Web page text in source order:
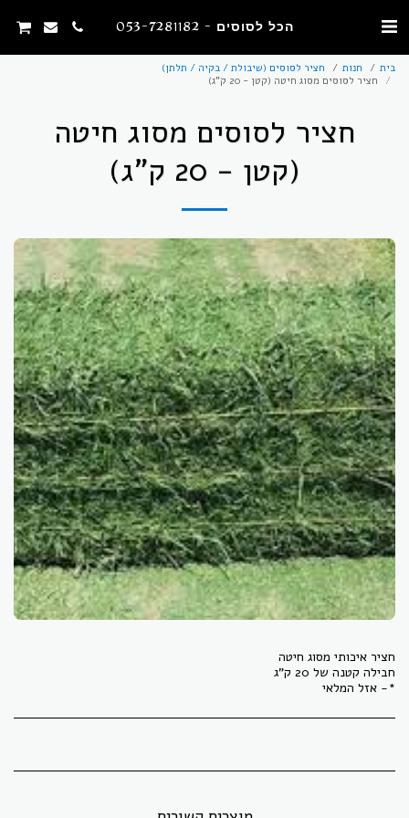
הכל לסוסים - 053-7281182
בית חנות
חציר לסוסים (שיבולת / בקיה / תלתן)
חציר לסוסים מסוג חיטה (קטן - 20 ק"ג)
חציר לסוסים מסוג חיטה
(קטן - 20 ק"ג)
*- אזל המלאי